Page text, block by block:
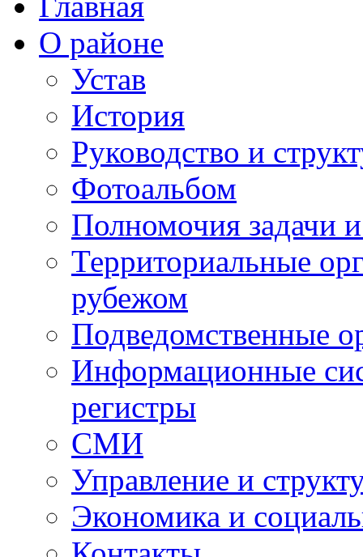
О районе
Устав
История
Руководство и
Фотоальбом
Полномочия задачи
Территориальные
рубежом
Подведомственные
Информационные
регистры
СМИ
Управление и
Экономика и